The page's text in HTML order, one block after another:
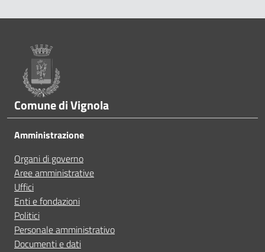
A volte le indicazioni non erano complete
A volte non capivo se stavo procedendo
Ho avuto problemi tecnici
Altro
Pié di pagina
Comune di Vignola
Amministrazione
Organi di governo
Aree amministrative
Uffici
Enti e fondazioni
Politici
Personale amministrativo
Documenti e dati